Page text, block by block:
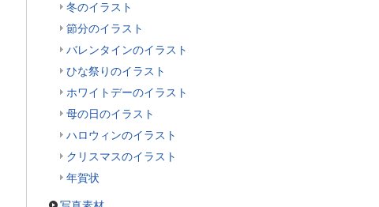
冬のイラスト
節分のイラスト
バレンタインのイラスト
ひな祭りのイラスト
ホワイトデーのイラスト
母の日のイラスト
ハロウィンのイラスト
クリスマスのイラスト
年賀状